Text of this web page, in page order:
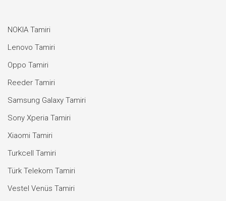
NOKIA Tamiri
Lenovo Tamiri
Oppo Tamiri
Reeder Tamiri
Samsung Galaxy Tamiri
Sony Xperia Tamiri
Xiaomi Tamiri
Turkcell Tamiri
Türk Telekom Tamiri
Vestel Venüs Tamiri